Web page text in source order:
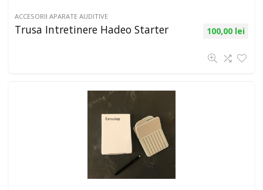
ACCESORII APARATE AUDITIVE
Trusa Intretinere Hadeo Starter 100,00 lei